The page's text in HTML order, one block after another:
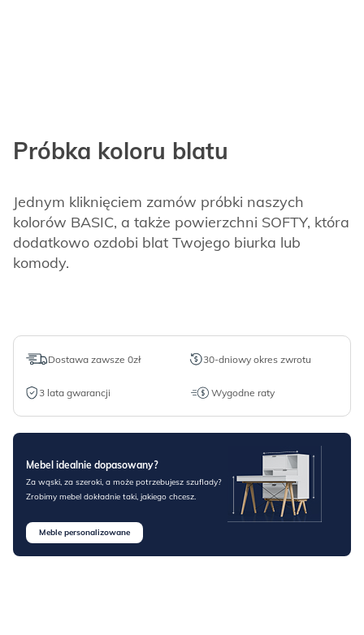
Próbka koloru blatu
Jednym kliknięciem zamów próbki naszych
kolorów BASIC, a także powierzchni SOFTY, która
dodatkowo ozdobi blat Twojego biurka lub
komody.
Dostawa zawsze 0zł 30-dniowy okres zwrotu
3 lata gwarancji Wygodne raty
Mebel idealnie dopasowany?
Za wąski, za szeroki, a może potrzebujesz szuflady?
Zrobimy mebel dokładnie taki, jakiego chcesz.
Meble personalizowane